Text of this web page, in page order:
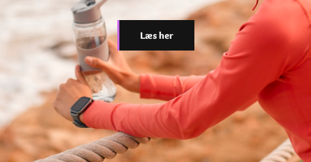
Læs her